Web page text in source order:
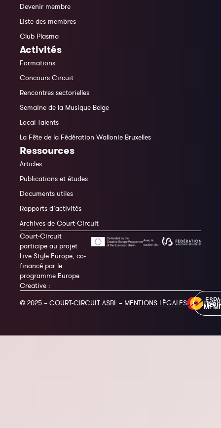
Devenir membre
Liste des membres
Club Plasma
Activités
Formations
Concours Circuit
Rencontres sectorielles
Semaine de la Musique Belge
Local Talents
La Fête de la Fédération Wallonie Bruxelles
Ressources
Articles
Publications et études
Documents utiles
Rapports d’activités
Archives de Court-Circuit
Court-Circuit
participe au projet
Live Style Europe, co-
financé par le
programme Europe
Creative :
© 2025 – COURT-CIRCUIT ASBL – MENTIONS LÉGALES